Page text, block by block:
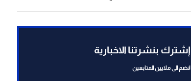
إشترك بنشرتنا الاخبارية
انضم الى ملايين المتابعين